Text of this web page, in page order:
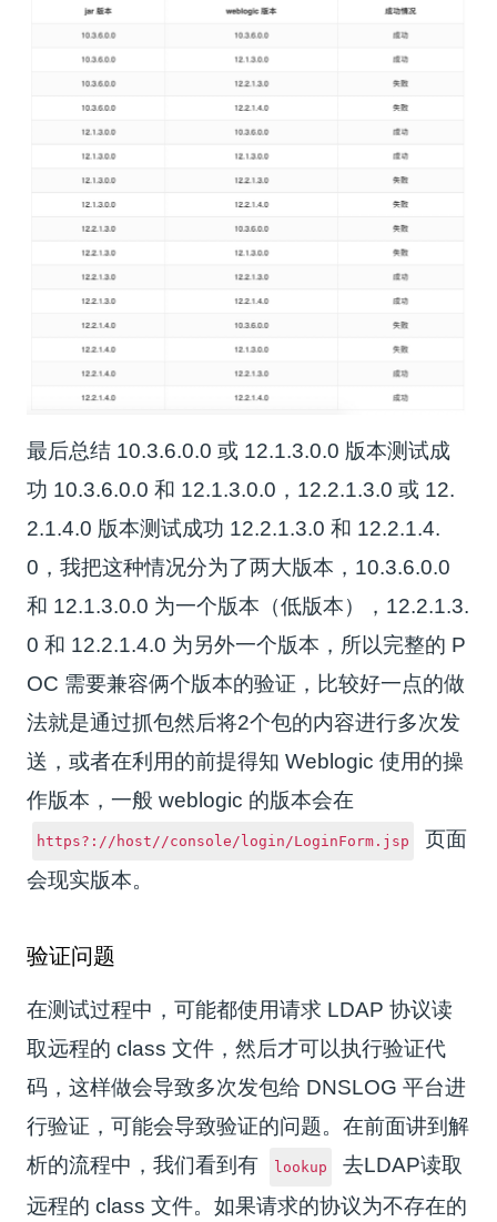
最后总结 10.3.6.0.0 或 12.1.3.0.0 版本测试成
功 10.3.6.0.0 和 12.1.3.0.0，12.2.1.3.0 或 12.
2.1.4.0 版本测试成功 12.2.1.3.0 和 12.2.1.4.
0，我把这种情况分为了两大版本，10.3.6.0.0
和 12.1.3.0.0 为一个版本（低版本），12.2.1.3.
0 和 12.2.1.4.0 为另外一个版本，所以完整的 P
OC 需要兼容俩个版本的验证，比较好一点的做
法就是通过抓包然后将2个包的内容进行多次发
送，或者在利用的前提得知 Weblogic 使用的操
作版本，一般 weblogic 的版本会在
https?://host//console/login/LoginForm.jsp
页面
会现实版本。
验证问题
在测试过程中，可能都使用请求 LDAP 协议读
取远程的 class 文件，然后才可以执行验证代
码，这样做会导致多次发包给 DNSLOG 平台进
行验证，可能会导致验证的问题。在前面讲到解
析的流程中，我们看到有
lookup
去LDAP读取
远程的 class 文件。如果请求的协议为不存在的